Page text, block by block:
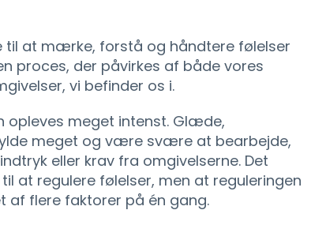
til at mærke, forstå og håndtere følelser
proces, der påvirkes af både vores
vi befinder os i.
opleves meget intenst. Glæde,
meget og være svære at bearbejde,
eller krav fra omgivelserne. Det
at regulere følelser, men at reguleringen
af flere faktorer på én gang.